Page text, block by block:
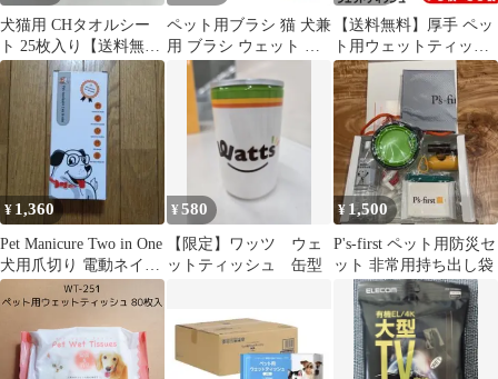
犬猫用 CHタオルシー
ト 25枚入り【送料無
料】特別価格
ペット用ブラシ 猫 犬兼
用 ブラシ ウェット テ
ィッシュ100枚付き
【送料無料】厚手 ペッ
ト用ウェットティッシ
ュ 70枚入×30袋 トイレ
お散歩 犬用 猫用 ペッ
ト用品 掃除シート 送料
無料- 60N◇ ペットウ
ェットティッシュ×30袋
コード:50307
¥ 1,360
Pet Manicure Two in One
犬用爪切り 電動ネイル
ケア
¥580
【限定】ワッツ ウェ
ットティッシュ 缶型
¥ 1,500
P's-first ペット用防災セ
ット 非常用持ち出し袋